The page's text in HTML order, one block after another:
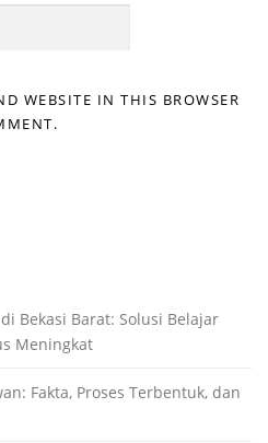
WEBSITE IN THIS BROWSER
Bekasi Barat: Solusi Belajar
Meningkat
Fakta, Proses Terbentuk, dan